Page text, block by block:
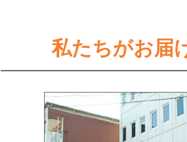
私たちがお届